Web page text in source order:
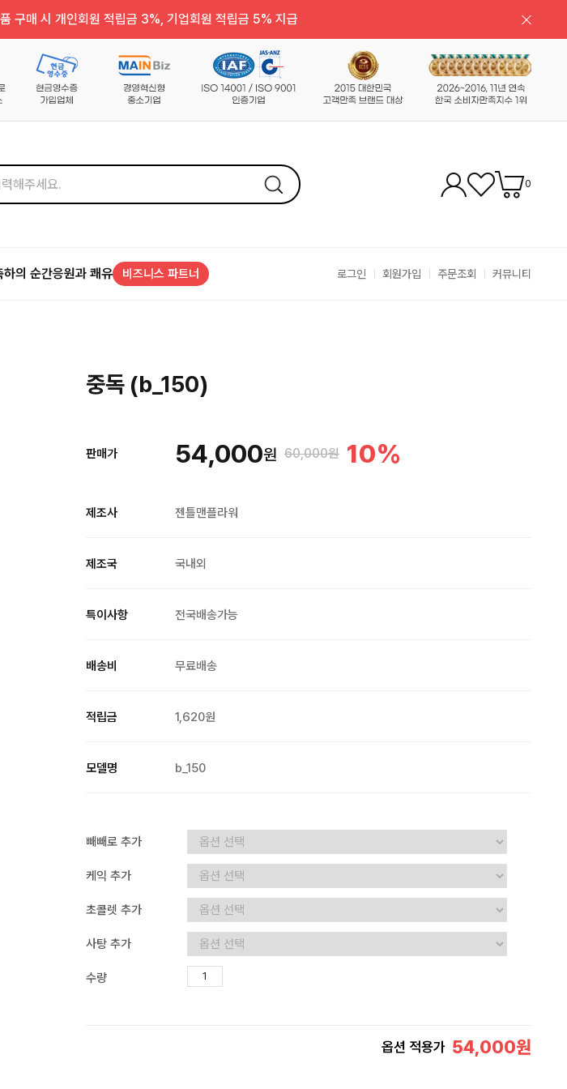
구매 시 개인회원 적립금 3%, 기업회원 적립금 5% 지급
0
하의 순간응원과 쾌유 비즈니스 파트너 로그인 회원가입 주문조회 커뮤니티
중독 (b_150)
판매가 54,000원 60,000원 10%
제조사 젠틀맨플라워
제조국 국내외
특이사항 전국배송가능
배송비 무료배송
적립금 1,620원
모델명 b_150
빼빼로 추가
케익 추가
초콜렛 추가
사탕 추가
수량
옵션 적용가 54,000원